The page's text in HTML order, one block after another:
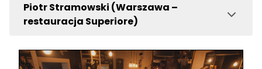
Piotr Stramowski (Warszawa –
restauracja Superiore)